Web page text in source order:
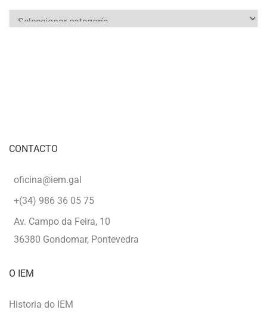
PARECE”,
Categorías
CONTACTO
oficina@iem.gal
+(34) 986 36 05 75
Av. Campo da Feira, 10
36380 Gondomar, Pontevedra
O IEM
Historia do IEM